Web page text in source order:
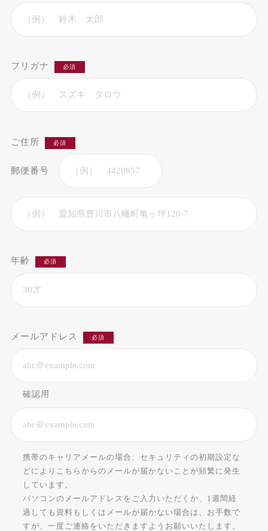
フリガナ 必須
ご住所 必須
郵便番号
年齢 必須
メールアドレス 必須
確認用
携帯のキャリアメールの場合、セキュリティの初期設定な
どによりこちらからのメールが届かないことが頻繁に発生
しています。
パソコンのメールアドレスをご入力いただくか、1週間経
過しても資料もしくはメールが届かない場合は、お手数で
すが、一度ご連絡をいただきますようお願いいたします。